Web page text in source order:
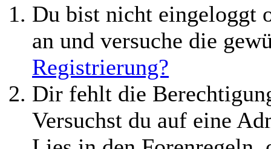
Du bist nicht eingeloggt
an und versuche die
Registrierung?
Dir fehlt die
Versuchst du auf eine